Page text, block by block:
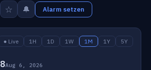
☆ 🔔 Alarm setzen
● Live 1H 1D 1W 1M 1Y 5Y
Aug 6, 2026